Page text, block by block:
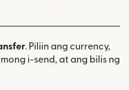
sa bagong window)
. Piliin ang currency,
i-send, at ang bilis ng